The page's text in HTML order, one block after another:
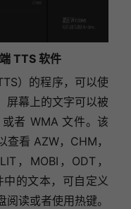
TTS 软件
）的程序，可以使
屏幕上的文字可以被
者 WMA 文件。该
查看 AZW，CHM，
，MOBI，ODT，
中的文本，可自定义
读或者使用热键。